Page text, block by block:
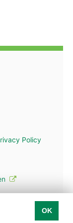
Policy
OK